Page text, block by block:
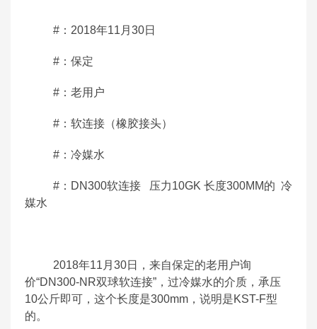
#：2018年11月30日
#：保定
#：老用户
#：软连接（橡胶接头）
#：冷媒水
#：DN300软连接 压力10GK 长度300MM的 冷
媒水
2018年11月30日，来自保定的老用户询
价“DN300-NR双球软连接”，过冷媒水的介质，承压
10公斤即可，这个长度是300mm，说明是KST-F型
的。